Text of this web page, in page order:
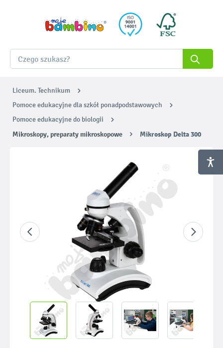
Liceum. Technikum
Pomoce edukacyjne dla szkół ponadpodstawowych
Pomoce edukacyjne do biologii
Mikroskopy, preparaty mikroskopowe Mikroskop Delta 300